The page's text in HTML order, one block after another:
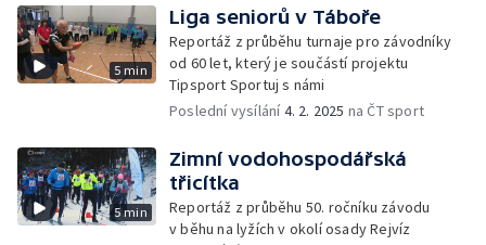
5 min
Liga seniorů v Táboře
Reportáž z průběhu turnaje pro závodníky
od 60 let, který je součástí projektu
Tipsport Sportuj s námi
Poslední vysílání4. 2. 2025 na ČT sport
5 min
Zimní vodohospodářská
třicítka
Reportáž z průběhu 50. ročníku závodu
v běhu na lyžích v okolí osady Rejvíz